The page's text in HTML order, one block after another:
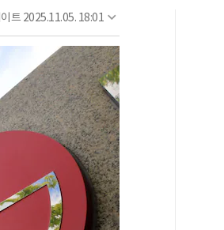
트 2025.11.05. 18:01